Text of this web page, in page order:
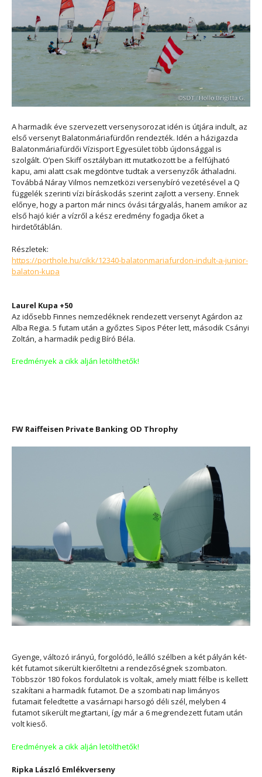
A harmadik éve szervezett versenysorozat idén is útjára indult, az
első versenyt Balatonmáriafürdőn rendezték. Idén a házigazda
Balatonmáriafürdői Vízisport Egyesület több újdonsággal is
szolgált. O’pen Skiff osztályban itt mutatkozott be a felfújható
kapu, ami alatt csak megdöntve tudtak a versenyzők áthaladni.
Továbbá Náray Vilmos nemzetközi versenybíró vezetésével a Q
függelék szerinti vízi bíráskodás szerint zajlott a verseny. Ennek
előnye, hogy a parton már nincs óvási tárgyalás, hanem amikor az
első hajó kiér a vízről a kész eredmény fogadja őket a
hirdetőtáblán.
Részletek:
https://porthole.hu/cikk/12340-balatonmariafurdon-indult-a-junior-
balaton-kupa
Laurel Kupa +50
Az idősebb Finnes nemzedéknek rendezett versenyt Agárdon az
Alba Regia. 5 futam után a győztes Sipos Péter lett, második Csányi
Zoltán, a harmadik pedig Bíró Béla.
Eredmények a cikk alján letölthetők!
FW Raiffeisen Private Banking OD Throphy
Gyenge, változó irányú, forgolódó, leálló szélben a két pályán két-
két futamot sikerült kierőltetni a rendezőségnek szombaton.
Többször 180 fokos fordulatok is voltak, amely miatt félbe is kellett
szakítani a harmadik futamot. De a szombati nap limányos
futamait feledtette a vasárnapi harsogó déli szél, melyben 4
futamot sikerült megtartani, így már a 6 megrendezett futam után
volt kieső.
Eredmények a cikk alján letölthetők!
Ripka László Emlékverseny